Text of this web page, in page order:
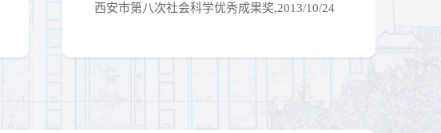
西安市第八次社会科学优秀成果奖,2013/10/24